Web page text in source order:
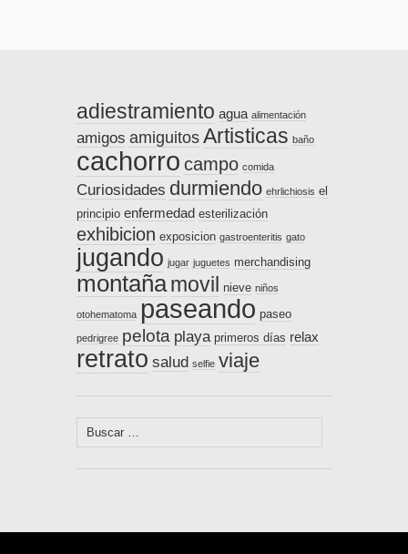
adiestramiento agua alimentación
amigos amiguitos Artisticas baño
cachorro campo comida
Curiosidades durmiendo ehrlichiosis el
principio enfermedad esterilización
exhibicion exposicion gastroenteritis gato
jugando jugar juguetes merchandising
montañamovil nieve niños
otohematoma paseando paseo
pedrigree pelota playa primeros días relax
retrato salud selfie viaje
Buscar: